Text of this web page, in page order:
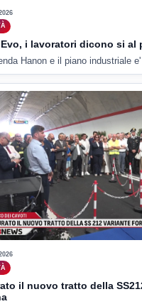
Evo, i lavoratori dicono si al
Hanon e il piano industriale e'
il nuovo tratto della